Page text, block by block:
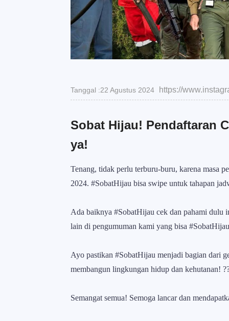
Tanggal :22 Agustus 2024 https://
Sobat Hijau! Pendaftaran
ya!
Tenang, tidak perlu terburu-buru, karena masa
2024. #SobatHijau bisa swipe untuk tahapan
Ada baiknya #SobatHijau cek dan pahami dulu
lain di pengumuman kami yang bisa
Ayo pastikan #SobatHijau menjadi bagian dari
membangun lingkungan hidup dan kehutanan!
Semangat semua! Semoga lancar dan